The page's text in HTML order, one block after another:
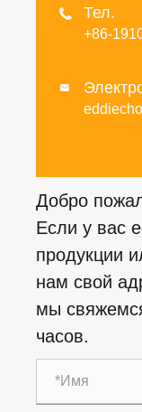
 Тел.
+86-

Добро
Если у вас
продукции
нам свой
мы
часов.